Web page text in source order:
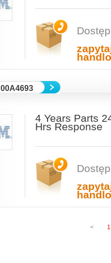
00A4693
4 Years Parts
Hrs Response
< 1